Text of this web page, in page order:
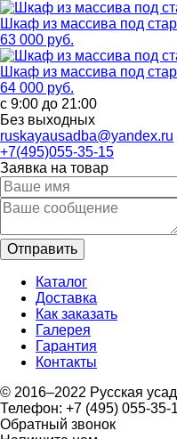
Шкаф из массива под
63 000 руб.
Шкаф из массива под
64 000 руб.
с 9:00 до 21:00
Без выходных
ruskayausadba@yandex.ru
+7(495)055-35-15
Заявка на товар
Каталог
Доставка
Как заказать
Галерея
Гарантия
Контакты
© 2016–2022 Русская
Телефон: +7 (495) 055-35-
Обратный звонок